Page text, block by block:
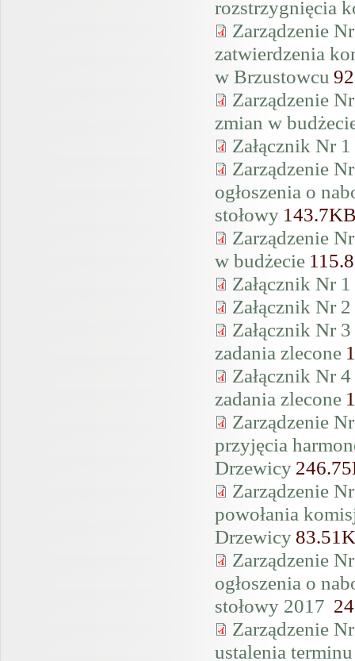
rozstrzygnięcia
Zarządzenie
zatwierdzenia
w Brzustowcu
Zarządzenie
zmian w
Załącznik Nr
Zarządzenie
ogłoszenia o
stołowy
Zarządzenie
w budżecie
Załącznik Nr
Załącznik Nr
Załącznik Nr
zadania zlecone
Załącznik Nr
zadania zlecone
Zarządzenie
przyjęcia
Drzewicy
Zarządzenie
powołania
Drzewicy
Zarządzenie
ogłoszenia o
stołowy 2017
Zarządzenie
ustalenia